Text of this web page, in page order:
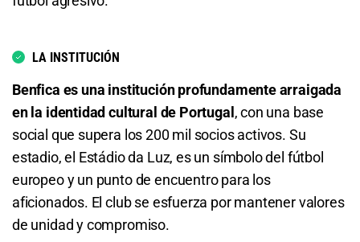
Total de Tarjetas - Menos de 0.5
13.50
Total de Goles - Más de 1.5
S/ 11,30 S/ 1,30
1.70
Total de Goles - Más de 4.5
3.40 S/ 34 S/ 24
Total de Goles - Menos de 4.5
1.30 S/ 13 S/ 3
Total de Goles - Más de 6.5
LA INSTITUCIÓN
Benfica es una institución profundamente arraigada
en la identidad cultural de Portugal , con una base
social que supera los 200 mil socios activos. Su
estadio, el Estádio da Luz, es un símbolo del fútbol
europeo y un punto de encuentro para los
aficionados. El club se esfuerza por mantener valores
de unidad y compromiso.